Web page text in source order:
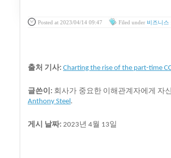
Posted at 2023/04/14 09:47 Filed under 비즈니스
출처 기사: Charting the rise of the part-time
글쓴이 : 회사가 중요한 이해관계자에게 자
Anthony Steel.
게시 날짜: 2023 년 4월 13일